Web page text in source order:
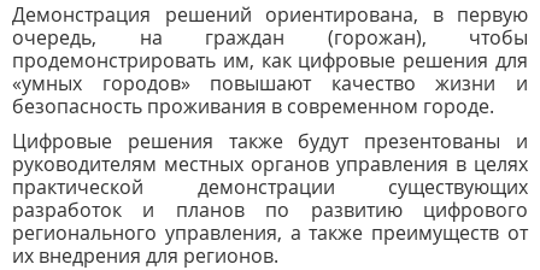
Демонстрация решений ориентирована, в первую
очередь, на граждан (горожан), чтобы
продемонстрировать им, как цифровые решения для
«умных городов» повышают качество жизни и
безопасность проживания в современном городе.
Цифровые решения также будут презентованы и
руководителям местных органов управления в целях
практической демонстрации существующих
разработок и планов по развитию цифрового
регионального управления, а также преимуществ от
их внедрения для регионов.